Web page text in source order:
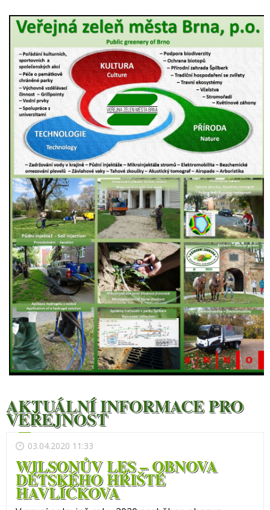
AKTUÁLNÍ INFORMACE PRO
VEŘEJNOST
03.04.2020 11:33
WILSONŮV LES – OBNOVA
DĚTSKÉHO HŘIŠTĚ
HAVLÍČKOVA